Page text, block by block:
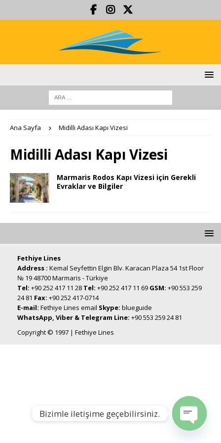
Ana Sayfa Midilli Adası Kapı Vizesi
Midilli Adası Kapı Vizesi
Marmaris Rodos Kapı Vizesi için Gerekli
Evraklar ve Bilgiler
Fethiye Lines
Address : Kemal Seyfettin Elgin Blv. Karacan Plaza 54 1st Floor
№ 19 48700 Marmaris - Türkiye
Tel: +90 252 417 11 28 Tel: +90 252 417 11 69 GSM: +90 553 259
24 81 Fax: +90 252 417-0714
E-mail: Fethiye Lines email Skype: blueguide
WhatsApp, Viber & Telegram Line: +90 553 259 24 81
Copyright © 1997 | Fethiye Lines
Bizimle iletişime geçebilirsiniz.